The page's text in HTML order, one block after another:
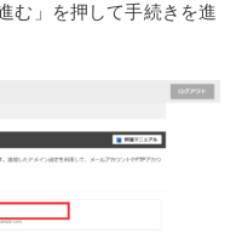
む」を押して手続きを進